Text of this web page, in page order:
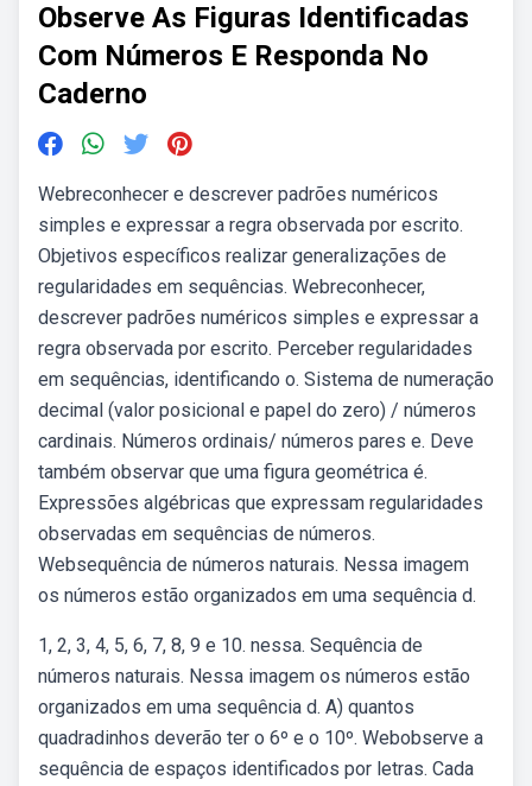
Observe As Figuras Identificadas
Com Números E Responda No
Caderno
Webreconhecer e descrever padrões numéricos
simples e expressar a regra observada por escrito.
Objetivos específicos realizar generalizações de
regularidades em sequências. Webreconhecer,
descrever padrões numéricos simples e expressar a
regra observada por escrito. Perceber regularidades
em sequências, identificando o. Sistema de numeração
decimal (valor posicional e papel do zero) / números
cardinais. Números ordinais/ números pares e. Deve
também observar que uma figura geométrica é.
Expressões algébricas que expressam regularidades
observadas em sequências de números.
Websequência de números naturais. Nessa imagem
os números estão organizados em uma sequência d.
1, 2, 3, 4, 5, 6, 7, 8, 9 e 10. nessa. Sequência de
números naturais. Nessa imagem os números estão
organizados em uma sequência d. A) quantos
quadradinhos deverão ter o 6º e o 10º. Webobserve a
sequência de espaços identificados por letras. Cada